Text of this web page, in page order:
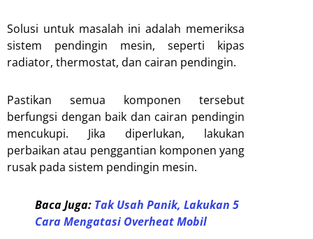
Solusi untuk masalah ini adalah memeriksa
sistem pendingin mesin, seperti kipas
radiator, thermostat, dan cairan pendingin.
Pastikan semua komponen tersebut
berfungsi dengan baik dan cairan pendingin
mencukupi. Jika diperlukan, lakukan
perbaikan atau penggantian komponen yang
rusak pada sistem pendingin mesin.
Baca Juga: Tak Usah Panik, Lakukan 5
Cara Mengatasi Overheat Mobil